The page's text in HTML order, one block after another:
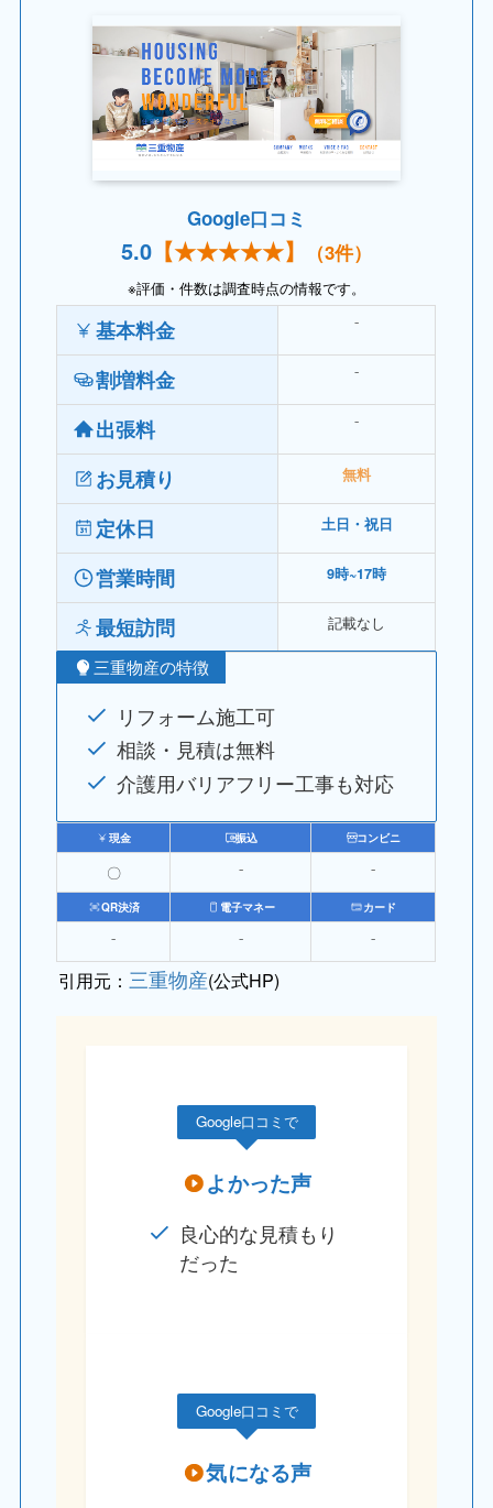
Google口コミ
5.0 【★★★★★】 （3件）
※評価・件数は調査時点の情報です。
基本料金 ⁻
割増料金 ⁻
出張料 ⁻
お見積り 無料
定休日 土日・祝日
営業時間 9時~17時
最短訪問 記載なし
三重物産の特徴
リフォーム施工可
相談・見積は無料
介護用バリアフリー工事も対応
現金 振込 コンビニ
〇 ⁻ ⁻
QR決済 電子マネー カード
⁻ ⁻ ⁻
引用元：三重物産(公式HP)
Google口コミで
よかった声
良心的な見積もり
だった
Google口コミで
気になる声